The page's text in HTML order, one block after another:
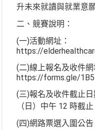
升未來就讀與就業意
二、競賽說明：
(一)活動網址：
https://
(二)線上報名及收件網
https://forms.gle/
(三)報名及收件截止
（日）中午 12 時截止
(四)網路票選入圍公告